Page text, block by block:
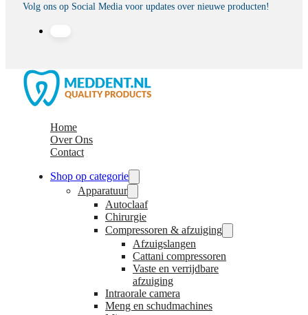
Volg ons op Social Media voor updates over nieuwe producten!
Home
Over Ons
Contact
Shop op categorie
Apparatuur
Autoclaaf
Chirurgie
Compressoren & afzuiging
Afzuigslangen
Cattani compressoren
Vaste en verrijdbare
afzuiging
Intraorale camera
Meng en schudmachines